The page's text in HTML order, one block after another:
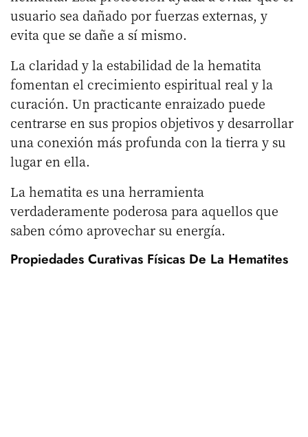
usuario sea dañado por fuerzas externas, y
evita que se dañe a sí mismo.
La claridad y la estabilidad de la hematita
fomentan el crecimiento espiritual real y la
curación. Un practicante enraizado puede
centrarse en sus propios objetivos y desarrollar
una conexión más profunda con la tierra y su
lugar en ella.
La hematita es una herramienta
verdaderamente poderosa para aquellos que
saben cómo aprovechar su energía.
Propiedades Curativas Físicas De La Hematites